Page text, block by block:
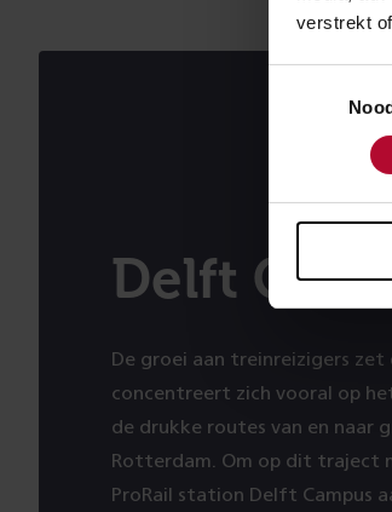
verstrekt
Delft
De groei aan treinreizigers zet
concentreert zich vooral op
de drukke routes van en naar
Rotterdam. Om op dit traject
ProRail station Delft Campus